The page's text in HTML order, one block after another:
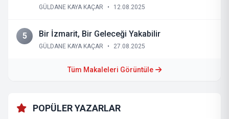
GÜLDANE KAYA KAÇAR • 12.08.2025
5 Bir İzmarit, Bir Geleceği Yakabilir
GÜLDANE KAYA KAÇAR • 27.08.2025
Tüm Makaleleri Görüntüle
POPÜLER YAZARLAR